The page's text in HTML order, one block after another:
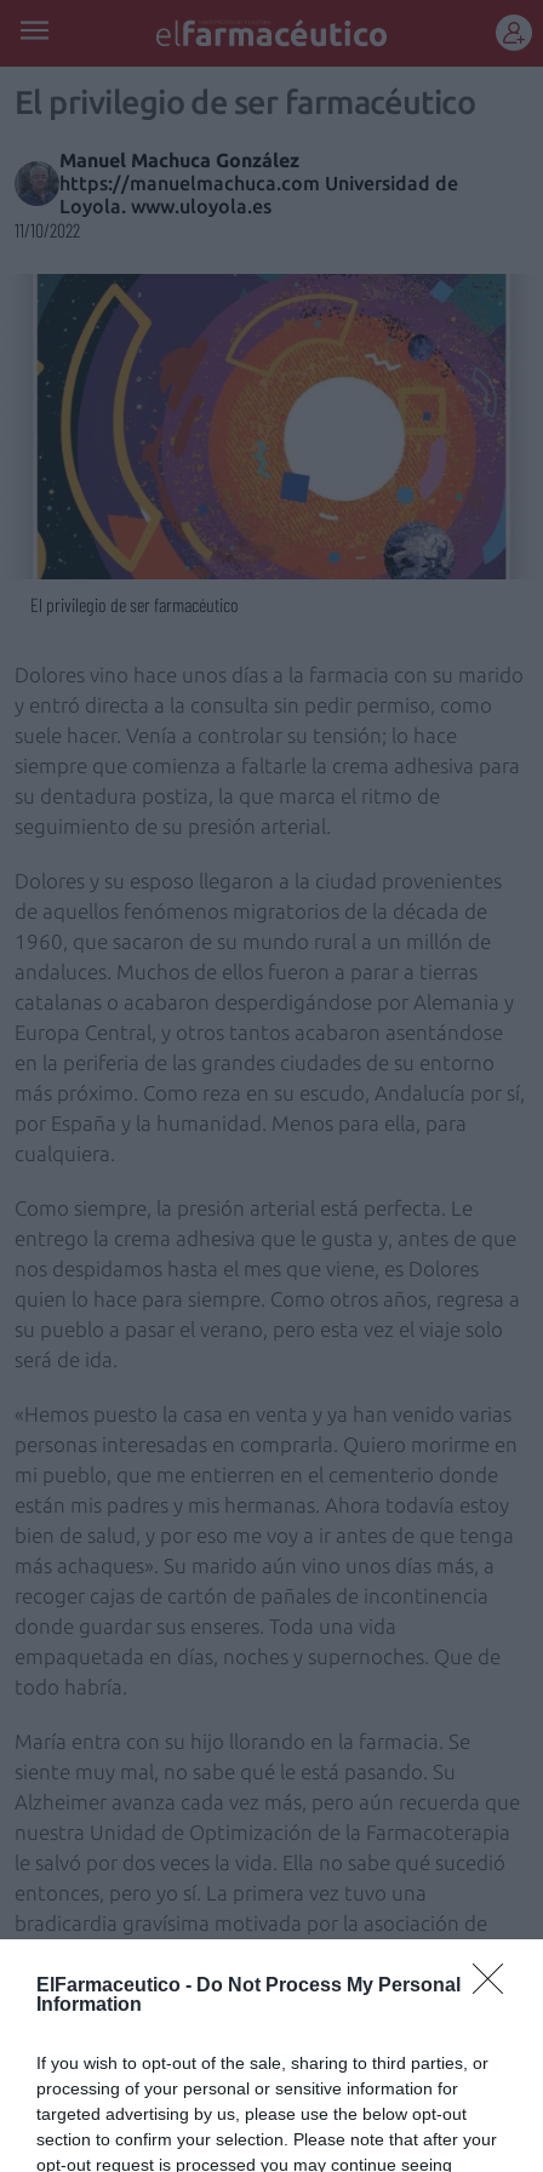
ElFarmaceutico - Do Not Process My Personal
Information
If you wish to opt-out of the sale, sharing to third parties, or
processing of your personal or sensitive information for
targeted advertising by us, please use the below opt-out
section to confirm your selection. Please note that after your
opt-out request is processed you may continue seeing
REGÍSTRATE
El privilegio de ser farmacéutico
Manuel Machuca González
https://manuelmachuca.com Universidad de
Loyola. www.uloyola.es
11/10/2022
El privilegio de ser farmacéutico
Dolores vino hace unos días a la farmacia con su marido
y entró directa a la consulta sin pedir permiso, como
suele hacer. Venía a controlar su tensión; lo hace
siempre que comienza a faltarle la crema adhesiva para
su dentadura postiza, la que marca el ritmo de
seguimiento de su presión arterial.
Dolores y su esposo llegaron a la ciudad provenientes
de aquellos fenómenos migratorios de la década de
1960, que sacaron de su mundo rural a un millón de
andaluces. Muchos de ellos fueron a parar a tierras
catalanas o acabaron desperdigándose por Alemania y
Europa Central, y otros tantos acabaron asentándose
en la periferia de las grandes ciudades de su entorno
más próximo. Como reza en su escudo, Andalucía por sí,
por España y la humanidad. Menos para ella, para
cualquiera.
Como siempre, la presión arterial está perfecta. Le
entrego la crema adhesiva que le gusta y, antes de que
nos despidamos hasta el mes que viene, es Dolores
quien lo hace para siempre. Como otros años, regresa a
su pueblo a pasar el verano, pero esta vez el viaje solo
será de ida.
«Hemos puesto la casa en venta y ya han venido varias
personas interesadas en comprarla. Quiero morirme en
mi pueblo, que me entierren en el cementerio donde
están mis padres y mis hermanas. Ahora todavía estoy
bien de salud, y por eso me voy a ir antes de que tenga
más achaques». Su marido aún vino unos días más, a
recoger cajas de cartón de pañales de incontinencia
donde guardar sus enseres. Toda una vida
empaquetada en días, noches y supernoches. Que de
todo habría.
María entra con su hijo llorando en la farmacia. Se
siente muy mal, no sabe qué le está pasando. Su
Alzheimer avanza cada vez más, pero aún recuerda que
nuestra Unidad de Optimización de la Farmacoterapia
le salvó por dos veces la vida. Ella no sabe qué sucedió
entonces, pero yo sí. La primera vez tuvo una
bradicardia gravísima motivada por la asociación de
segunda, un alargamiento del intervalo QT del
electrocardiograma causado por la asociación de un
recuerdo borroso la haya hecho regresar.
María está muy alterada. El Alzheimer, como lenta
transición entre la vida y la muerte, con la estación